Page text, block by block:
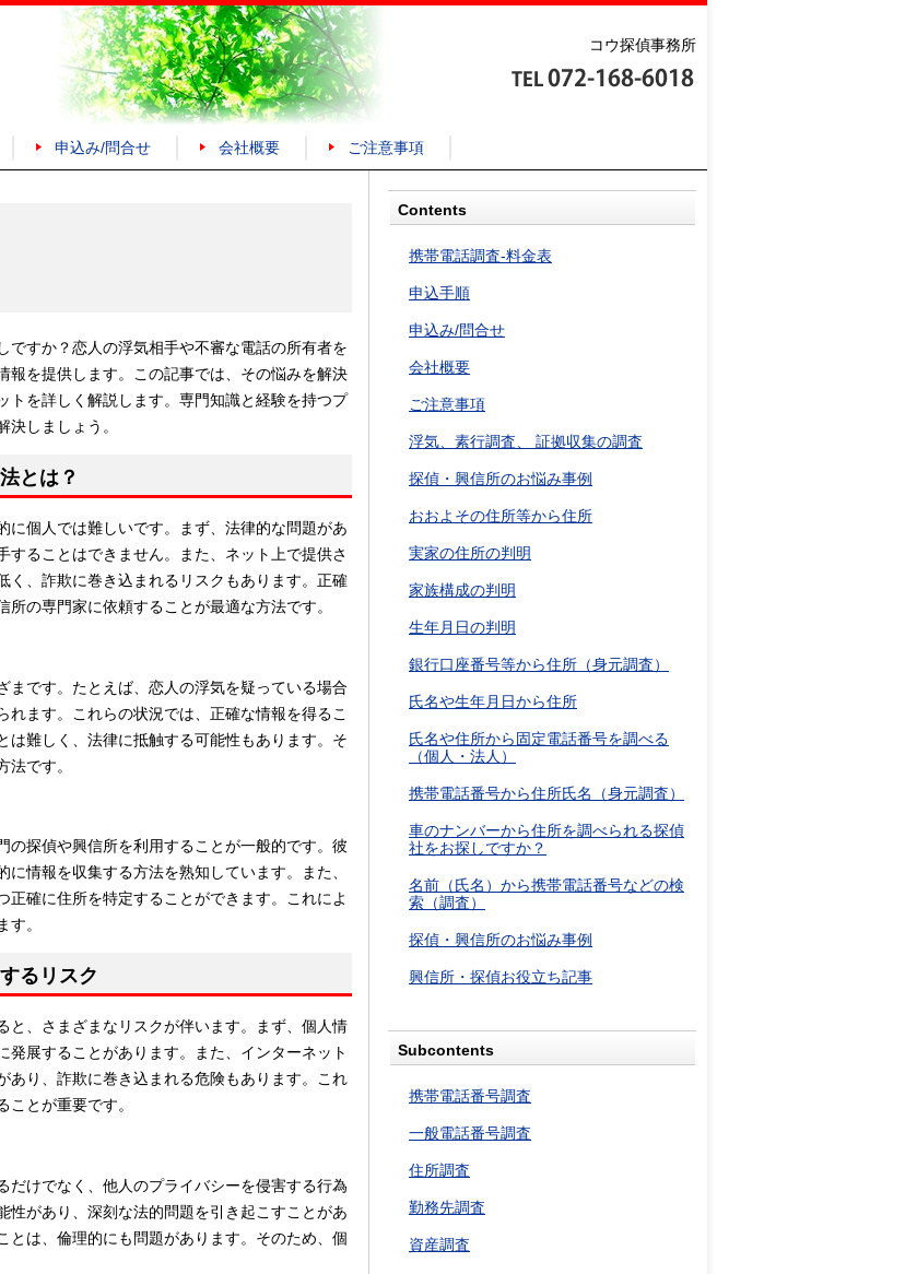
コウ探偵事務所
申込み/問合せ 会社概要 ご注意事項
すか？恋人の浮気相手や不審な電話の所有者を
報を提供します。この記事では、その悩みを解決
トを詳しく解説します。専門知識と経験を持つプ
しましょう。
とは？
個人では難しいです。まず、法律的な問題があ
することはできません。また、ネット上で提供さ
く、詐欺に巻き込まれるリスクもあります。正確
の専門家に依頼することが最適な方法です。
です。たとえば、恋人の浮気を疑っている場合
ます。これらの状況では、正確な情報を得るこ
は難しく、法律に抵触する可能性もあります。そ
です。
探偵や興信所を利用することが一般的です。彼
情報を収集する方法を熟知しています。また、
確に住所を特定することができます。これによ
す。
るリスク
と、さまざまなリスクが伴います。まず、個人情
展することがあります。また、インターネット
あり、詐欺に巻き込まれる危険もあります。これ
とが重要です。
けでなく、他人のプライバシーを侵害する行為
性があり、深刻な法的問題を引き起こすことがあ
とは、倫理的にも問題があります。そのため、個
Contents
携帯電話調査-料金表
申込手順
申込み/問合せ
会社概要
ご注意事項
浮気、素行調査、 証拠収集の調査
探偵・興信所のお悩み事例
おおよその住所等から住所
実家の住所の判明
家族構成の判明
生年月日の判明
銀行口座番号等から住所（身元調査）
氏名や生年月日から住所
氏名や住所から固定電話番号を調べる
（個人・法人）
携帯電話番号から住所氏名（身元調査）
車のナンバーから住所を調べられる探偵
社をお探しですか？
名前（氏名）から携帯電話番号などの検
索（調査）
探偵・興信所のお悩み事例
興信所・探偵お役立ち記事
Subcontents
携帯電話番号調査
一般電話番号調査
住所調査
勤務先調査
資産調査